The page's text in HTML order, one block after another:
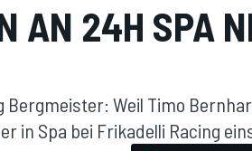
AN 24H SPA
Weil Timo
in Spa bei Frikadelli Racing